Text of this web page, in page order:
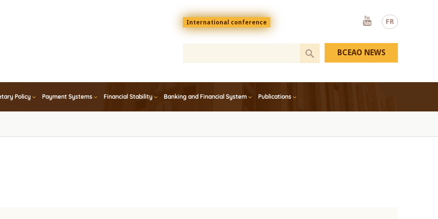
FR
Menu
top
En
International conference
Youtube
Policy Payment Systems Financial Stability Banking and Financial System Publications
BCEAO NEWS